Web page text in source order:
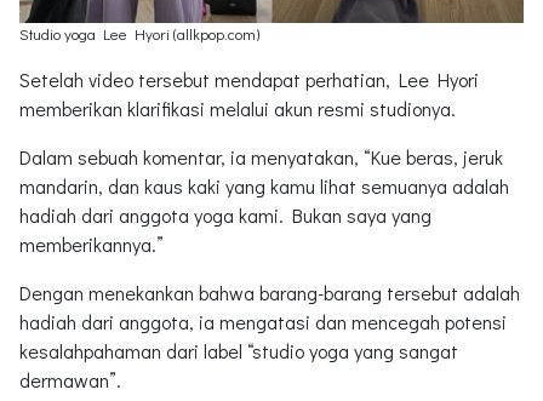
Studio yoga Lee Hyori (allkpop.com)
Setelah video tersebut mendapat perhatian, Lee Hyori
memberikan klarifikasi melalui akun resmi studionya.
Dalam sebuah komentar, ia menyatakan, “Kue beras, jeruk
mandarin, dan kaus kaki yang kamu lihat semuanya adalah
hadiah dari anggota yoga kami. Bukan saya yang
memberikannya.”
Dengan menekankan bahwa barang-barang tersebut adalah
hadiah dari anggota, ia mengatasi dan mencegah potensi
kesalahpahaman dari label “studio yoga yang sangat
dermawan”.